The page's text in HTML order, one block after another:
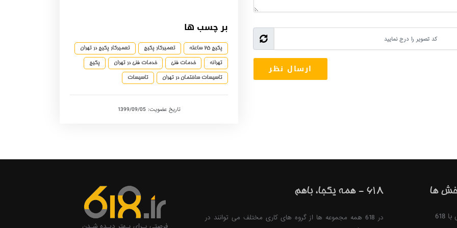
بر چسب ها
پکیج 25 ساعته تعمیرکار پکیج تعمیرکار پکیج در تهران
تهرانه خدمات فنی خدمات فنی در تهران پکیج
تاسیسات ساختمان در تهران تاسیسات
تاریخ عضویت: 1399/09/05
ها 618 - همه یکجا، باهم
در 618 همه مجموعه ها از گروه های کاری مختلف می توانند در